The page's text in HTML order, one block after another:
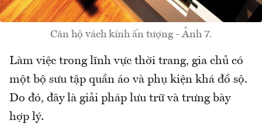
Căn hộ vách kính ấn tượng - Ảnh 7.
Làm việc trong lĩnh vực thời trang, gia chủ có
một bộ sưu tập quần áo và phụ kiện khá đồ sộ.
Do đó, đây là giải pháp lưu trữ và trưng bày
hợp lý.